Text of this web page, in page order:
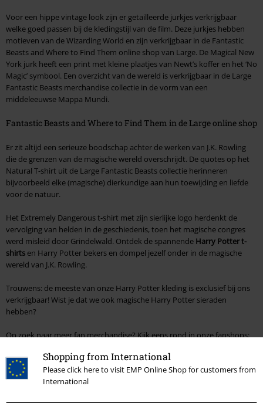
Shopping from International
Please click here to visit EMP Online Shop for customers from
International
Voor een hippe vintage look zijn er getailleerde jurkjes verkrijgbaar
welke goed passen bij de kledingstijl van de film. Deze jurkjes hebben
motieven van de Wizarding World en zijn verkrijgbaar in de Fantastic
Beasts and Where to Find Them online shop van Large. De Magical New
York jurk heeft een print met kleine plaatjes van Newt’s koffer en het ‘No
Magic’ symbool. Een overzicht van de wereld is verkrijgbaar in de Large
Fantastic Beasts merchandise collectie in de vorm van een
middeleeuwse Mappa Mundi.
Fantastic Beasts and Where to Find Them in de Large online shop
Er zit altijd een serieuze boodschap achter de werken van J.K. Rowling
die de grenzen van de magische wereld overschrijdt. De quotes op het
Natural T-shirt uit de Large Fantastic Beasts collectie herinneren
bijvoorbeeld elke (magische) dierkundige aan hun toewijding en liefde
voor de natuur.
Het Extremely Dangerous t-shirt met zijn sierlijke logo herdenkt de
vervolging van helden in de geschiedenis, toen het magische congres
werd misleid door Grindelwald. Ontdek de spannende Harry Potter t-
shirts en Harry Potter bekers en dompel jezelf onder in de magische
wereld van J.K. Rowling.
Trouwens: de meeste van onze Harry Potter kleding is exclusief bij ons
verkrijgbaar! Wist je dat we ook magische Harry Potter sieraden
hebben?
Op zoek naar meer fan merchandise? Kijk eens rond in onze fanshops:
Vous vous êtes trompé de langue dans la boutique en ligne belge